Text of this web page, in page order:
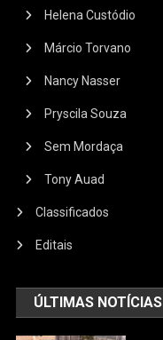
Helena Custódio
Márcio Torvano
Nancy Nasser
Pryscila Souza
Sem Mordaça
Tony Auad
Classificados
Editais
ÚLTIMAS NOTÍCIAS